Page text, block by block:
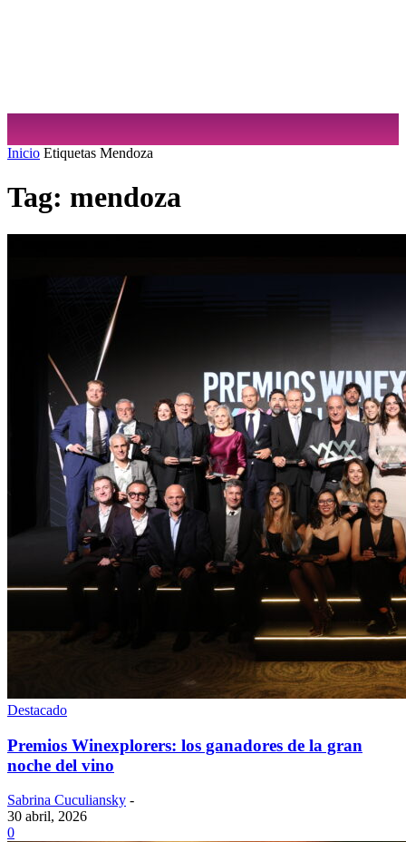
Sabrina Cuculiansky
Inicio Etiquetas Mendoza
Tag: mendoza
Destacado
Premios Winexplorers: los ganadores de la gran
noche del vino
Sabrina Cuculiansky -
30 abril, 2026
0